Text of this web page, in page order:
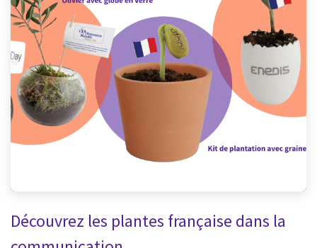
Découvrez les plantes française dans la